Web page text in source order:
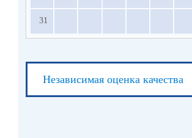
31
Независимая оценка качества